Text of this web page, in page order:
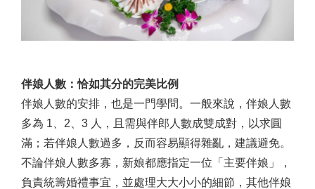
伴娘人數：恰如其分的完美比例
伴娘人數的安排，也是一門學問。一般來說，伴娘人數
多為 1、2、3 人，且需與伴郎人數成雙成對，以求圓
滿；若伴娘人數過多，反而容易顯得雜亂，建議避免。
不論伴娘人數多寡，新娘都應指定一位「主要伴娘」，
負責統籌婚禮事宜，並處理大大小小的細節，其他伴娘